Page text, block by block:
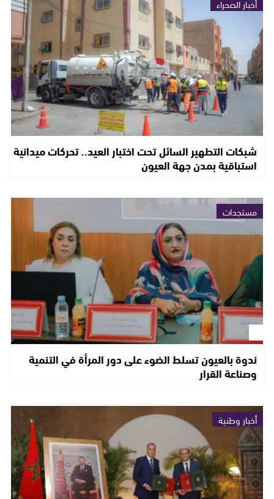
شبكات التطهير السائل تحت اختبار العيد.. تحركات ميدانية
استباقية بمدن جهة العيون
مستجدات
ندوة بالعيون تسلط الضوء على دور المرأة في التنمية
وصناعة القرار
أخبار وطنية